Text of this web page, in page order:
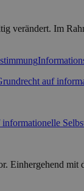
verändert. Im